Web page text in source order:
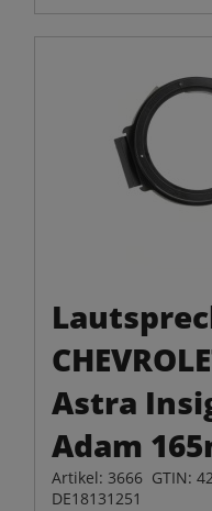
Astra
Adam
Artikel: 3666 GTIN:
DE18131251